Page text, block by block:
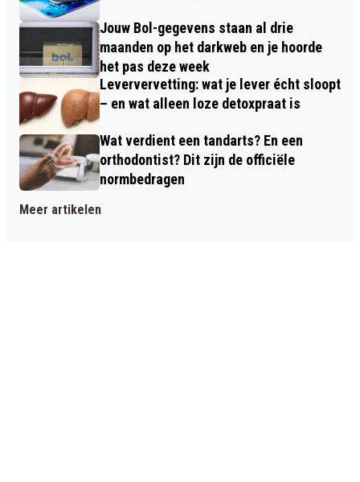
Jouw Bol-gegevens staan al drie
maanden op het darkweb en je hoorde
het pas deze week
Leververvetting: wat je lever écht sloopt
– en wat alleen loze detoxpraat is
Wat verdient een tandarts? En een
orthodontist? Dit zijn de officiële
normbedragen
Meer artikelen